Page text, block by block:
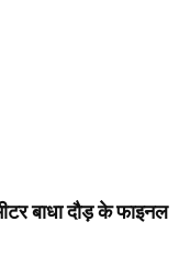
बाधा दौड़ के फाइनल